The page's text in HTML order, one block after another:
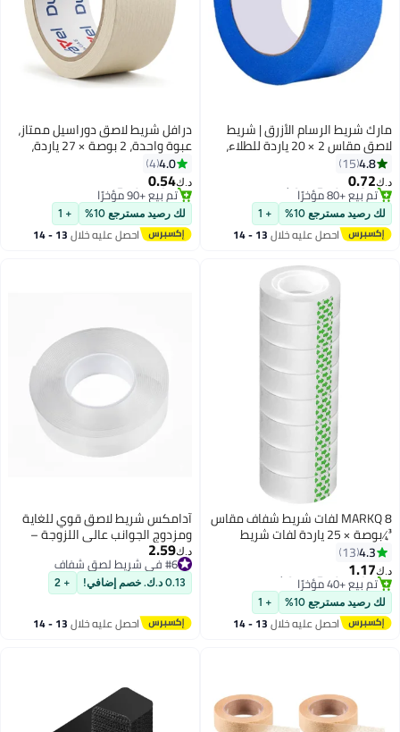
شريط الرسام الأزرق | شريط
لاصق مقاس 2 × 20 ياردة للطلاء،
مدرسية للمكتب والمنزل
DIY، شريط تزيين الحرف اليدوية [لفة
4.8
15
0.72
#3 في الشريط اللاصق
أقل سعر في 7 يوم
تم بيع +80 مؤخرًا
#3 في الشريط اللاصق
رصيد مسترجع 10% + 1
احصل عليه خلال 13 - 14
درافل شريط لاصق دوراسيل ممتاز،
عبوة واحدة، 2 بوصة × 27 ياردة،
شريط ورقي متعدد الاستخدامات
للطلاء، والتعليم، والبستنة،
والتغليف، والأعمال الفنية،
والمدارس، والمكاتب
4.0
4
0.54
#2 في الشريط اللاصق
أقل سعر في السنة
تم بيع +90 مؤخرًا
#2 في الشريط اللاصق
لك رصيد مسترجع 10% + 1
احصل عليه خلال 13 - 14
MARKQ 8 لفات شريط شفاف مقاس
¾ بوصة × 25 ياردة لفات شريط
للمكتب، المنزل، المدرسة،
الهدايا، عبوات الشريط
بوصة أساسية
4.3
13
1.17
#4 في شريط لصق شفاف
أقل سعر في 30 يوم
تم بيع +40 مؤخرًا
#4 في شريط لصق شفاف
رصيد مسترجع 10% + 1
احصل عليه خلال 13 - 14
آدامكس شريط لاصق قوي للغاية
ومزدوج الجوانب عالي اللزوجة –
شريط شديد التحمل للسجاد، الجلد،
الجدران، والأرضيات – شريط تثبيت
متعدد الاستخدامات للمنزل،
المكتب، المدرسة، وتغليف الهدايا
2.59
#6 في شريط لصق شفاف
تم بيع +10 مؤخرًا
#6 في شريط لصق شفاف + 2
احصل عليه خلال 13 - 14